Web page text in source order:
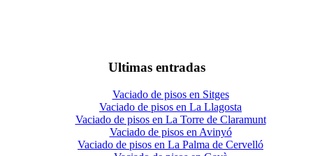
Ultimas entradas
Vaciado de pisos en Sitges
Vaciado de pisos en La Llagosta
Vaciado de pisos en La Torre de Claramunt
Vaciado de pisos en Avinyó
Vaciado de pisos en La Palma de Cervelló